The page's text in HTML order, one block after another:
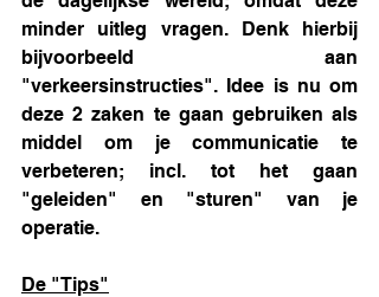
minder uitleg vragen. Denk hierbij
bijvoorbeeld aan
"verkeersinstructies". Idee is nu om
deze 2 zaken te gaan gebruiken als
middel om je communicatie te
verbeteren; incl. tot het gaan
"geleiden" en "sturen" van je
operatie.
De "Tips"